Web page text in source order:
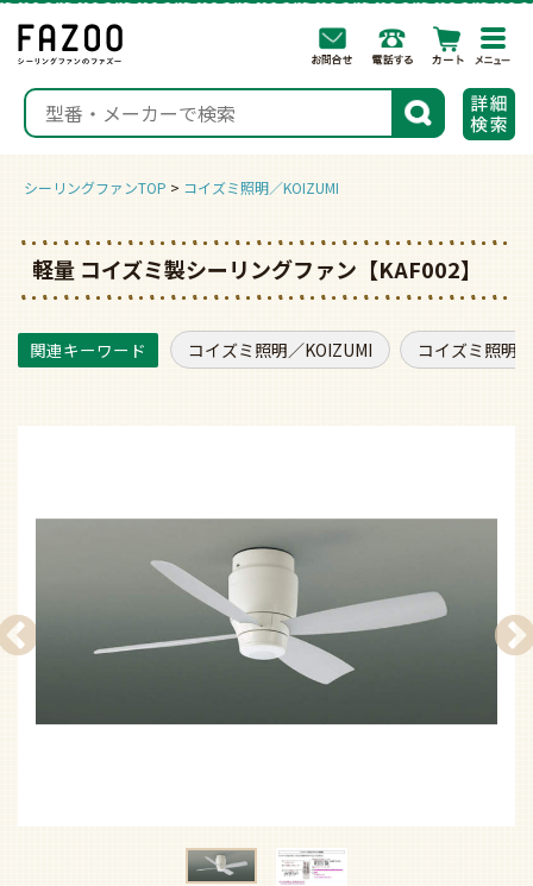
検索
シーリングファンTOP コイズミ照明／KOIZUMI
軽量 コイズミ製シーリングファン【KAF002】
コイズミ照明／KOIZUMI コイズミ照明